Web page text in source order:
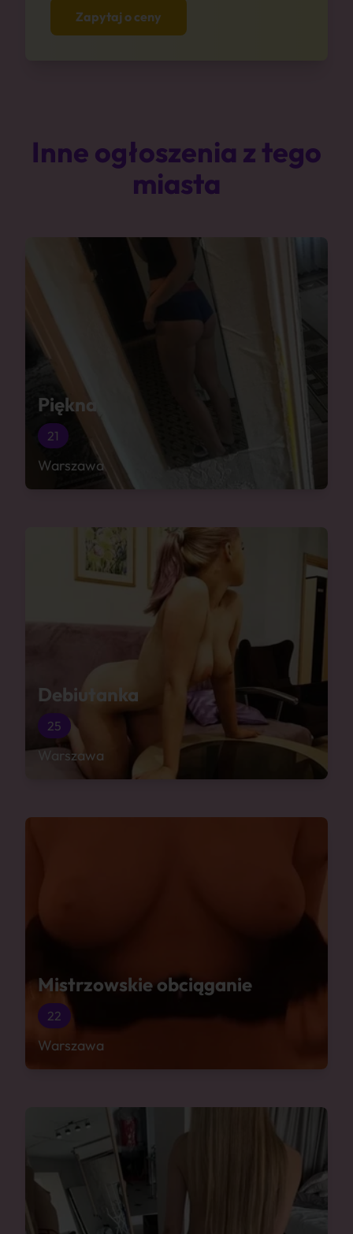
Zapytaj o ceny
Inne ogłoszenia z tego
miasta
Piękna
21
Warszawa
Debiutanka
25
Warszawa
Mistrzowskie obciąganie
22
Warszawa